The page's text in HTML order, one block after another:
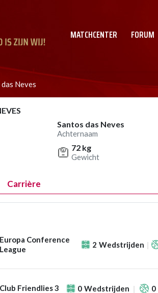
MATCHCENTER FORUM
das Neves
Santos das Neves
Achternaam
72 kg
Gewicht
Carrière
Europa Conference
League
2 Wedstrijden
Club Friendlies 3 0 Wedstrijden 0